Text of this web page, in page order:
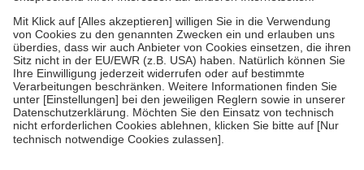
Um das Engagement der Versicherten für ihre eigene Gesundheit zu
stärken und die besondere Stellung der Familie zu unterstützen,
fallenkeine Zuzahlungen an bei:
• Kindern und Jugendlichen bis zum vollendeten 18. Lebensjahr
mit Ausnahme der Fahrkosten
• Untersuchungen zur Vorsorge und Früherkennung, die von der
GKV getragen werden
• empfohlenen Schutzimpfungen